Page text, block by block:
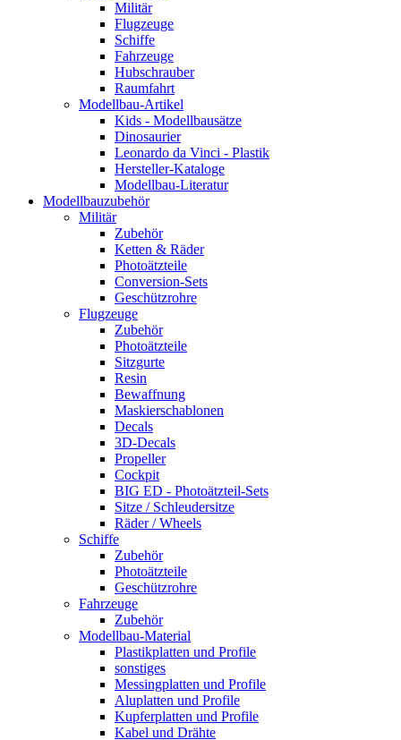
Militär
Flugzeuge
Schiffe
Fahrzeuge
Hubschrauber
Raumfahrt
Modellbau-Artikel
Kids - Modellbausätze
Dinosaurier
Leonardo da Vinci - Plastik
Hersteller-Kataloge
Modellbau-Literatur
Modellbauzubehör
Militär
Zubehör
Ketten & Räder
Photoätzteile
Conversion-Sets
Geschützrohre
Flugzeuge
Zubehör
Photoätzteile
Sitzgurte
Resin
Bewaffnung
Maskierschablonen
Decals
3D-Decals
Propeller
Cockpit
BIG ED - Photoätzteil-Sets
Sitze / Schleudersitze
Räder / Wheels
Schiffe
Zubehör
Photoätzteile
Geschützrohre
Fahrzeuge
Zubehör
Modellbau-Material
Plastikplatten und Profile
sonstiges
Messingplatten und Profile
Aluplatten und Profile
Kupferplatten und Profile
Kabel und Drähte